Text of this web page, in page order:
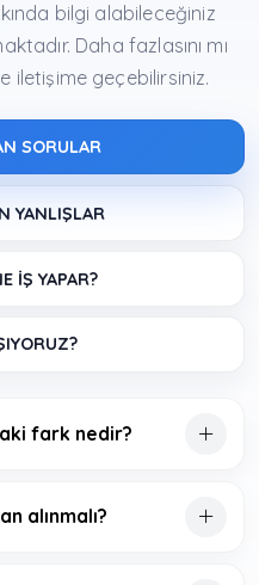
bilgi alabileceğiniz
Daha fazlasını mı
iletişime geçebilirsiniz.
SORULAR
YANLIŞLAR
İŞ YAPAR?
fark nedir?
alınmalı?